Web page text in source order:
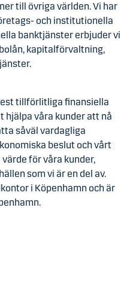
till övriga världen. Vi har
och institutionella
banktjänster erbjuder vi
kapitalförvaltning,
tillförlitliga finansiella
hjälpa våra kunder att nå
såväl vardagliga
beslut och vårt
för våra kunder,
som vi är en del av.
i Köpenhamn och är